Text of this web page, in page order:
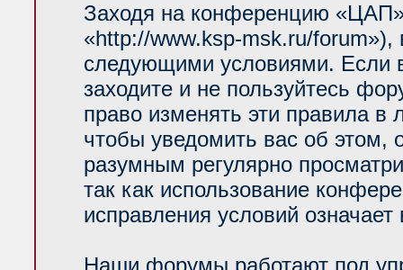
Заходя на конференцию
«http://www.ksp-msk.ru/forum»),
следующими условиями. Если
заходите и не пользуйтесь
право изменять эти правила
чтобы уведомить вас об
разумным регулярно
так как использование
исправления условий
Наши форумы работают под